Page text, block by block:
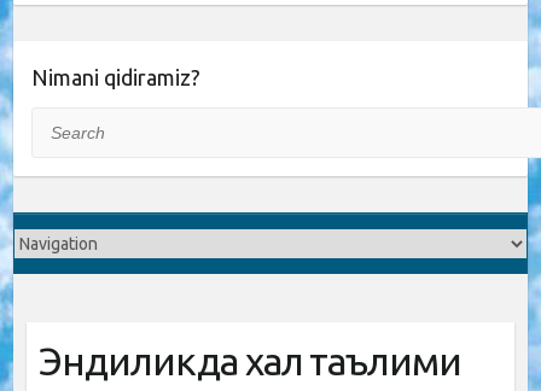
Nimani qidiramiz?
Эндиликда халқ таълими